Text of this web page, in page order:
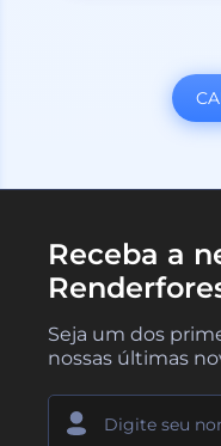
Receba a
Seja um dos
nossas últimas